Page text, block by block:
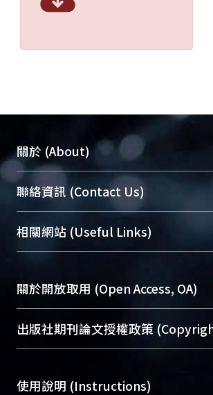
關於 (About)
臺大位居世界頂尖大學之列，為永
展現本校豐碩的研究成果及學術能
機構典藏（NTUR）與學術庫（AH
台，成為臺大學術典藏NTU
究能量、促進交流合作、保存學術
成果。
To permanently archive and
profiles and scholarly works,
services of “NTU Repository”
聯絡資訊 (Contact Us)
總館學科館員(Main Library)
醫學圖書館學科館員(Medical
Sciences Library)
相關網站 (Useful Links)
關於開放取用 (Open Access, OA)
開放取用是從使用者角度提升資訊
動，應用在學術研究上是透過將研
用逐年攀升。同時可加速研究發展
出版社期刊論文授權政策
含部分內容的版權非匯入者所有
使用說明 (Instructions)